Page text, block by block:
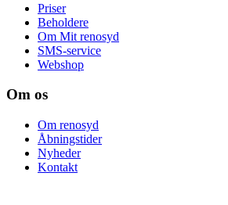
Priser
Beholdere
Om Mit renosyd
SMS-service
Webshop
Om os
Om renosyd
Åbningstider
Nyheder
Kontakt